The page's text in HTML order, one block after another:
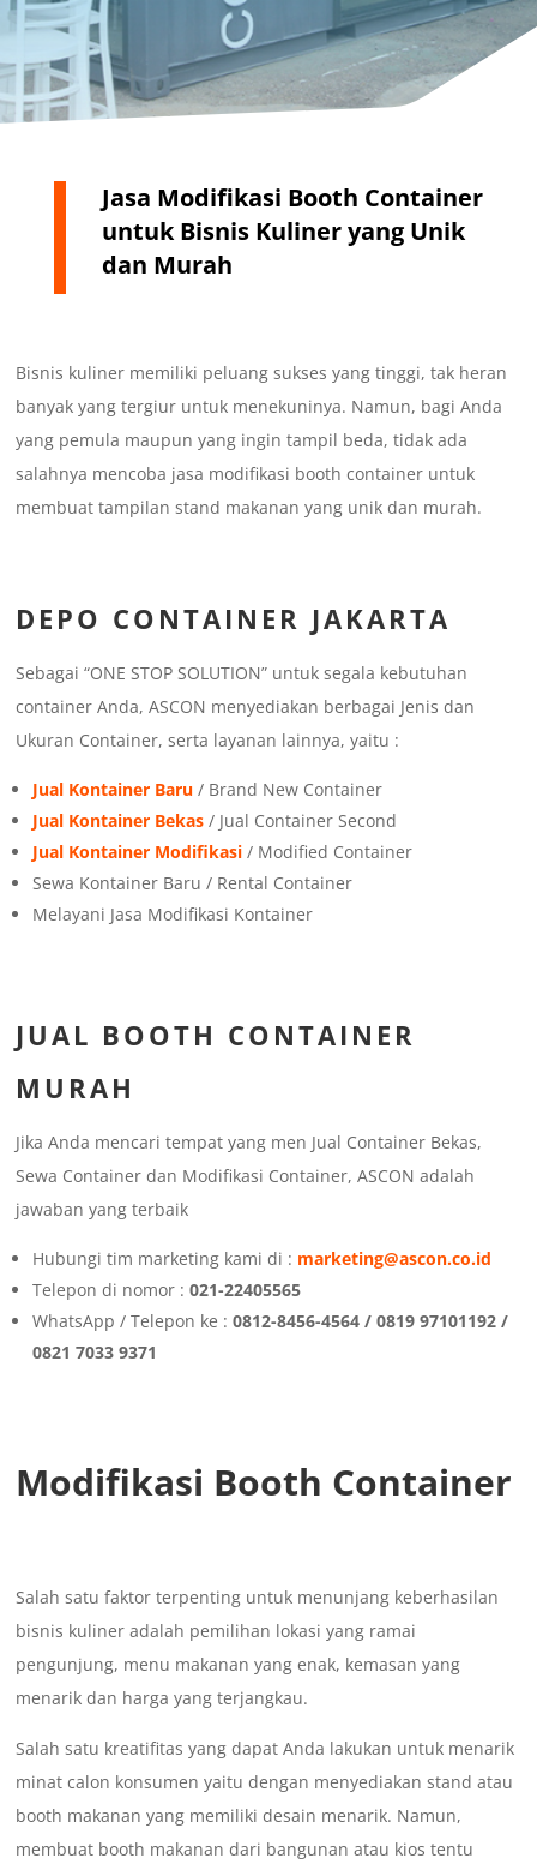
Jasa Modifikasi Booth Container
untuk Bisnis Kuliner yang Unik
dan Murah
Bisnis kuliner memiliki peluang sukses yang tinggi, tak heran
banyak yang tergiur untuk menekuninya. Namun, bagi Anda
yang pemula maupun yang ingin tampil beda, tidak ada
salahnya mencoba jasa modifikasi booth container untuk
membuat tampilan stand makanan yang unik dan murah.
DEPO CONTAINER JAKARTA
Sebagai “ONE STOP SOLUTION” untuk segala kebutuhan
container Anda, ASCON menyediakan berbagai Jenis dan
Ukuran Container, serta layanan lainnya, yaitu :
Jual Kontainer Baru / Brand New Container
Jual Kontainer Bekas / Jual Container Second
Jual Kontainer Modifikasi / Modified Container
Sewa Kontainer Baru / Rental Container
Melayani Jasa Modifikasi Kontainer
JUAL BOOTH CONTAINER
MURAH
Jika Anda mencari tempat yang men Jual Container Bekas,
Sewa Container dan Modifikasi Container, ASCON adalah
jawaban yang terbaik
Hubungi tim marketing kami di : marketing@ascon.co.id
Telepon di nomor :021-22405565
WhatsApp / Telepon ke :0812-8456-4564 / 0819 97101192 /
0821 7033 9371
Modifikasi Booth Container
Salah satu faktor terpenting untuk menunjang keberhasilan
bisnis kuliner adalah pemilihan lokasi yang ramai
pengunjung, menu makanan yang enak, kemasan yang
menarik dan harga yang terjangkau.
Salah satu kreatifitas yang dapat Anda lakukan untuk menarik
minat calon konsumen yaitu dengan menyediakan stand atau
booth makanan yang memiliki desain menarik. Namun,
membuat booth makanan dari bangunan atau kios tentu